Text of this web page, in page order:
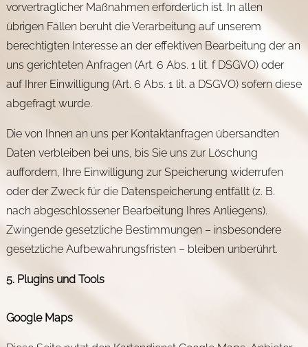
vorvertraglicher Maßnahmen erforderlich ist. In allen
übrigen Fällen beruht die Verarbeitung auf unserem
berechtigten Interesse an der effektiven Bearbeitung der an
uns gerichteten Anfragen (Art. 6 Abs. 1 lit. f DSGVO) oder
auf Ihrer Einwilligung (Art. 6 Abs. 1 lit. a DSGVO) sofern diese
abgefragt wurde.
Die von Ihnen an uns per Kontaktanfragen übersandten
Daten verbleiben bei uns, bis Sie uns zur Löschung
auffordern, Ihre Einwilligung zur Speicherung widerrufen
oder der Zweck für die Datenspeicherung entfällt (z. B.
nach abgeschlossener Bearbeitung Ihres Anliegens).
Zwingende gesetzliche Bestimmungen – insbesondere
gesetzliche Aufbewahrungsfristen – bleiben unberührt.
5. Plugins und Tools
Google Maps